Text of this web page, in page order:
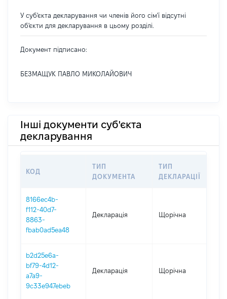
У суб'єкта декларування чи членів його сім'ї відсутні
об'єкти для декларування в цьому розділі.
Документ підписано:
БЕЗМАЩУК ПАВЛО МИКОЛАЙОВИЧ
Інші документи суб'єкта
декларування
КОД
ТИП
ДОКУМЕНТА
ТИП
ДЕКЛАРАЦІЇ
8166ec4b-
f112-40d7-
8863-
fbab0ad5ea48
Декларація Щорічна
b2d25e6a-
bf79-4d12-
a7a9-
9c33e947ebeb
Декларація Щорічна